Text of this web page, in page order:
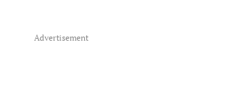
Advertisement